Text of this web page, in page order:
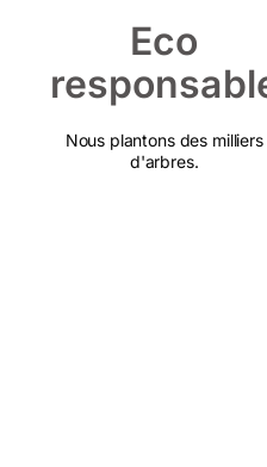
Eco
Nous plantons des milliers
d'arbres.